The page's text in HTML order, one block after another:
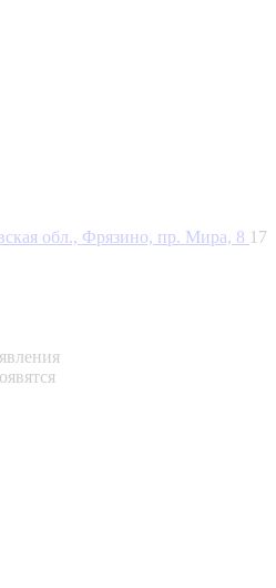
обл., Фрязино, пр. Мира, 8 17